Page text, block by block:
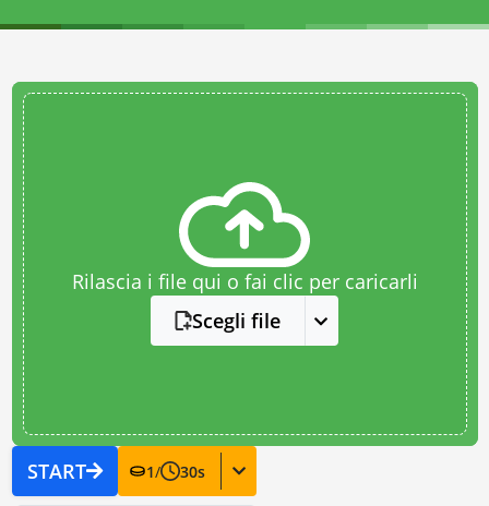
Rilascia i file qui o fai clic per caricarli
Scegli file
START 1/ 30s